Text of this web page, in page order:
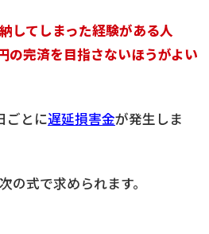
してしまった経験がある人
の完済を目指さないほうがよい
ごとに遅延損害金が発生しま
の式で求められます。